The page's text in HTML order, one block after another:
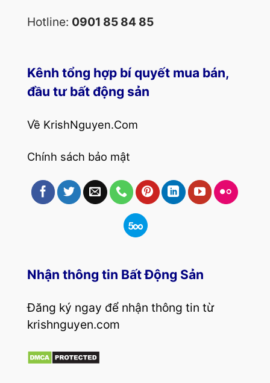
Hotline: 0901 85 84 85
Kênh tổng hợp bí quyết mua bán,
đầu tư bất động sản
Về KrishNguyen.Com
Chính sách bảo mật
Nhận thông tin Bất Động Sản
Đăng ký ngay để nhận thông tin từ
krishnguyen.com